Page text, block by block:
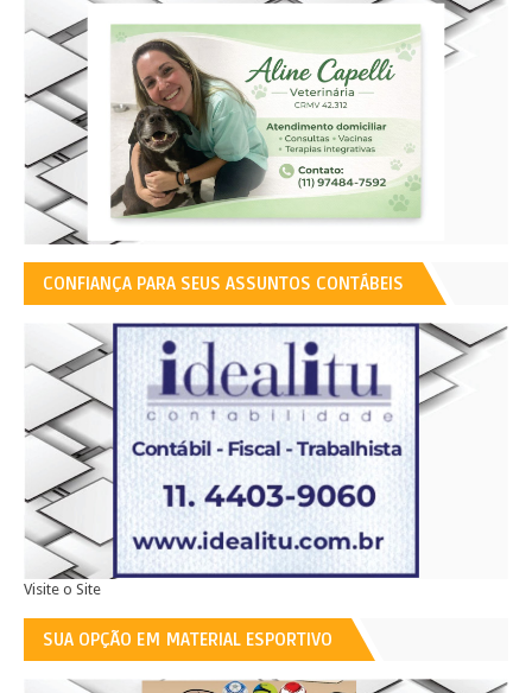
CONFIANÇA PARA SEUS ASSUNTOS CONTÁBEIS
Visite o Site
SUA OPÇÃO EM MATERIAL ESPORTIVO